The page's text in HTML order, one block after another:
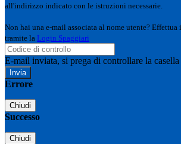
all'indirizzo indicato con le istruzioni necessarie.
Non hai una e-mail associata al nome utente? Effettua
tramite la Login Spaggiari
E-mail inviata, si prega di controllare la
Errore
Chiudi
Successo
Chiudi